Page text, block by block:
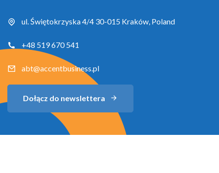
ul. Świętokrzyska 4/4 30-015 Kraków, Poland
+48 519 670 541
abt@accentbusiness.pl
Dołącz do newslettera